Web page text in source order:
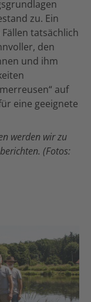
zu. Ein
tatsächlich
den
und ihm
auf
eine geeignete
werden wir zu
(Fotos: